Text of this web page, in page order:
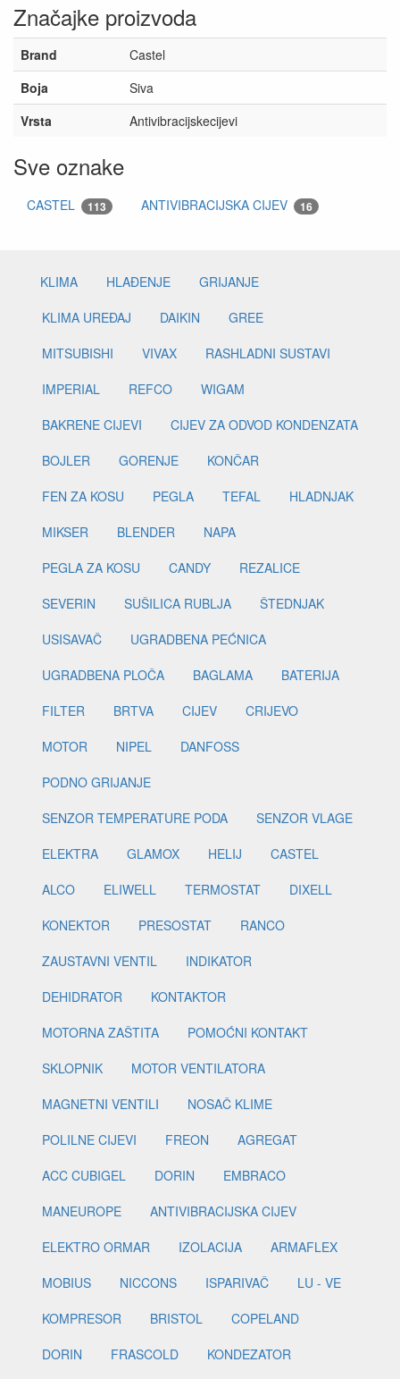
Značajke proizvoda
Brand
Castel
Boja
Siva
Vrsta
Antivibracijskecijevi
Sve oznake
CASTEL 113 ANTIVIBRACIJSKA CIJEV 16
KLIMA HLAĐENJE
GRIJANJE
KLIMA UREĐAJ
DAIKIN
GREE
MITSUBISHI
VIVAX
RASHLADNI SUSTAVI
IMPERIAL
REFCO
WIGAM
BAKRENE CIJEVI
CIJEV ZA ODVOD KONDENZATA
BOJLER
GORENJE
KONČAR
FEN ZA KOSU
PEGLA TEFAL
HLADNJAK
MIKSER
BLENDER
NAPA
PEGLA ZA KOSU
CANDY
REZALICE
SEVERIN
SUŠILICA RUBLJA
ŠTEDNJAK
USISAVAČ
UGRADBENA PEĆNICA
UGRADBENA PLOČA
BAGLAMA
BATERIJA
FILTER
BRTVA CIJEV
CRIJEVO
MOTOR
NIPEL
DANFOSS
PODNO GRIJANJE
SENZOR TEMPERATURE PODA
SENZOR VLAGE
ELEKTRA
GLAMOX HELIJ
CASTEL
ALCO
ELIWELL TERMOSTAT
DIXELL
KONEKTOR
PRESOSTAT
RANCO
ZAUSTAVNI VENTIL
INDIKATOR
DEHIDRATOR
KONTAKTOR
MOTORNA ZAŠTITA
POMOĆNI KONTAKT
SKLOPNIK
MOTOR VENTILATORA
MAGNETNI VENTILI
NOSAČ KLIME
POLILNE CIJEVI
FREON
AGREGAT
ACC CUBIGEL
DORIN
EMBRACO
MANEUROPE
ANTIVIBRACIJSKA CIJEV
ELEKTRO ORMAR
IZOLACIJA
ARMAFLEX
MOBIUS
NICCONS ISPARIVAČ
LU - VE
KOMPRESOR
BRISTOL
COPELAND
DORIN
FRASCOLD KONDEZATOR